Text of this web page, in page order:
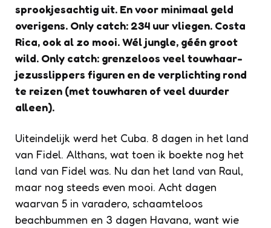
sprookjesachtig uit. En voor minimaal geld
overigens. Only catch: 234 uur vliegen. Costa
Rica, ook al zo mooi. Wél jungle, géén groot
wild. Only catch: grenzeloos veel touwhaar-
jezusslippers figuren en de verplichting rond
te reizen (met touwharen of veel duurder
alleen).
Uiteindelijk werd het Cuba. 8 dagen in het land
van Fidel. Althans, wat toen ik boekte nog het
land van Fidel was. Nu dan het land van Raul,
maar nog steeds even mooi. Acht dagen
waarvan 5 in varadero, schaamteloos
beachbummen en 3 dagen Havana, want wie